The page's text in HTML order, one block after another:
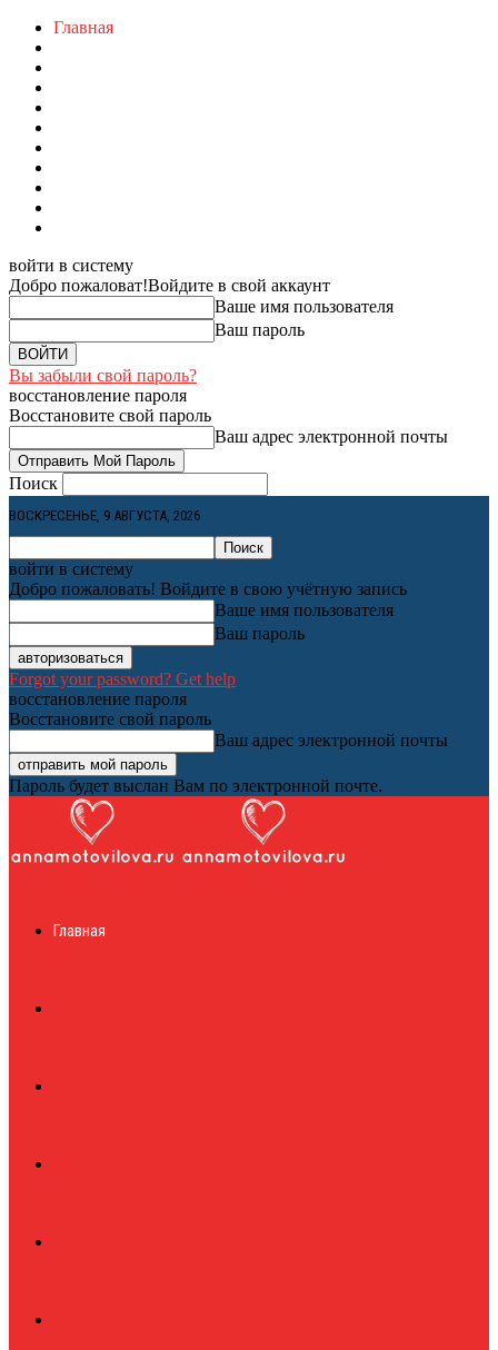
Главная
войти в систему
Добро пожаловат!Войдите в свой аккаунт
Ваше имя пользователя
Ваш пароль
Вы забыли свой пароль?
восстановление пароля
Восстановите свой пароль
Ваш адрес электронной почты
Поиск
ВОСКРЕСЕНЬЕ, 9 АВГУСТА, 2026
войти в систему
Добро пожаловать! Войдите в свою учётную запись
Ваше имя пользователя
Ваш пароль
Forgot your password? Get help
восстановление пароля
Восстановите свой пароль
Ваш адрес электронной почты
Пароль будет выслан Вам по электронной почте.
журналГлавная